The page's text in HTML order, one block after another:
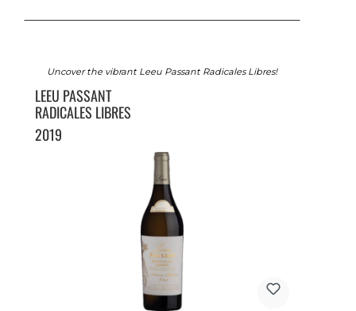
Uncover the vibrant Leeu Passant Radicales Libres!
LEEU PASSANT
RADICALES LIBRES
2019